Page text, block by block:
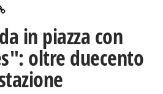
in piazza con
oltre duecento